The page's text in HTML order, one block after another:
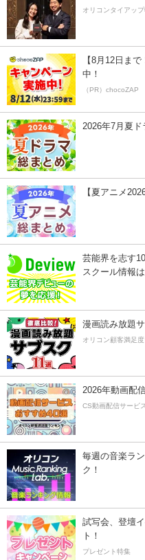
オリコンタイアッ
【8月12日ま
中！
（PR）chocoZAP
2026年7月夏ド
【夏アニメ
芸能界を志す
スクール情報
漫画読み放題
オリコン顧客満足
2026年動画配
CS動画配信サービ
毎週の音楽ラ
ク！
試写会、登壇
ト！
プレゼント特集